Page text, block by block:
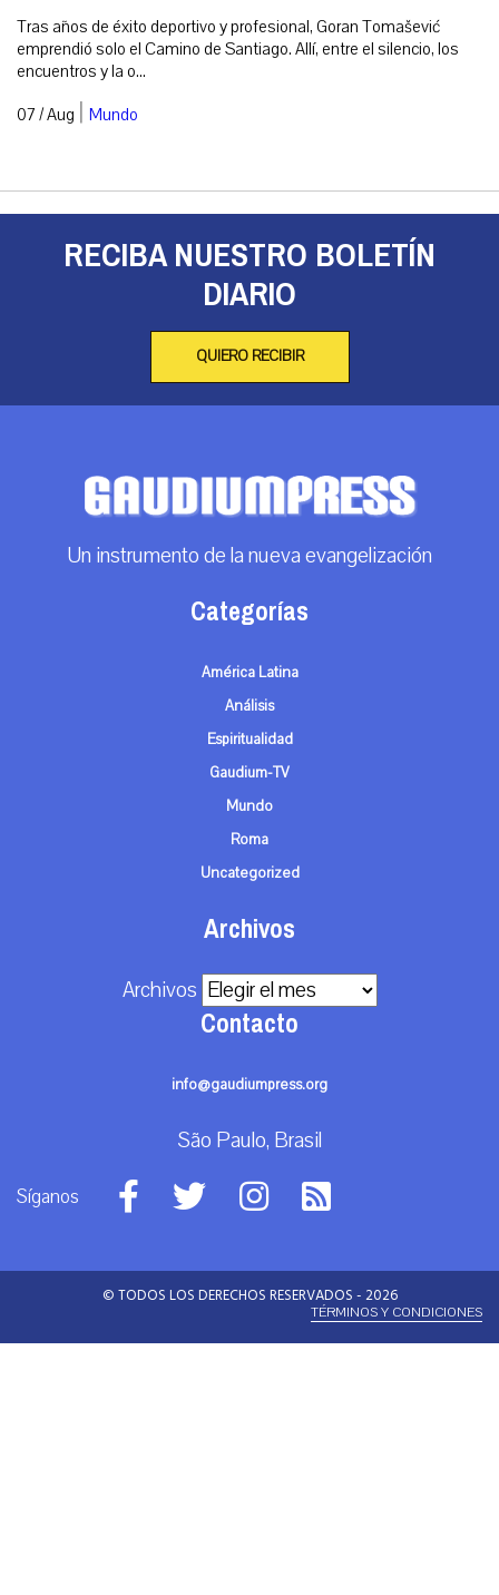
Tras años de éxito deportivo y profesional, Goran Tomašević
emprendió solo el Camino de Santiago. Allí, entre el silencio, los
encuentros y la o...
07 / Aug | Mundo
RECIBA NUESTRO BOLETÍN
DIARIO
QUIERO RECIBIR
Un instrumento de la nueva evangelización
Categorías
América Latina
Análisis
Espiritualidad
Gaudium-TV
Mundo
Roma
Uncategorized
Archivos
Archivos
Contacto
info@gaudiumpress.org
São Paulo, Brasil
Síganos
© TODOS LOS DERECHOS RESERVADOS - 2026
TÉRMINOS Y CONDICIONES